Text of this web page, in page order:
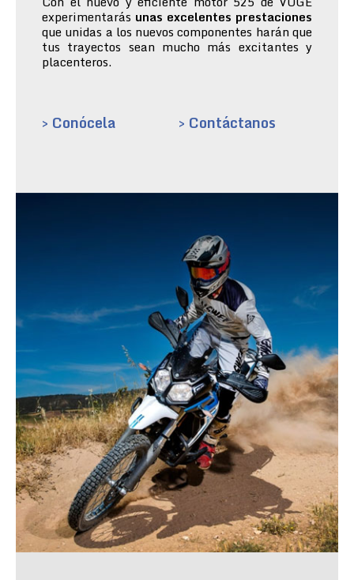
experimentarás unas excelentes prestaciones
que unidas a los nuevos componentes harán que
tus trayectos sean mucho más excitantes y
placenteros.
> Conócela > Contáctanos